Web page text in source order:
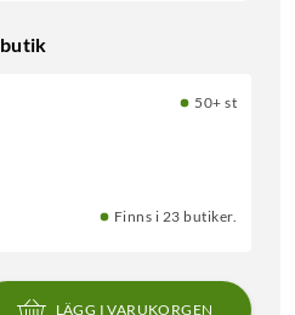
50+ st
Finns i 23 butiker.
LÄGG I VARUKORGEN